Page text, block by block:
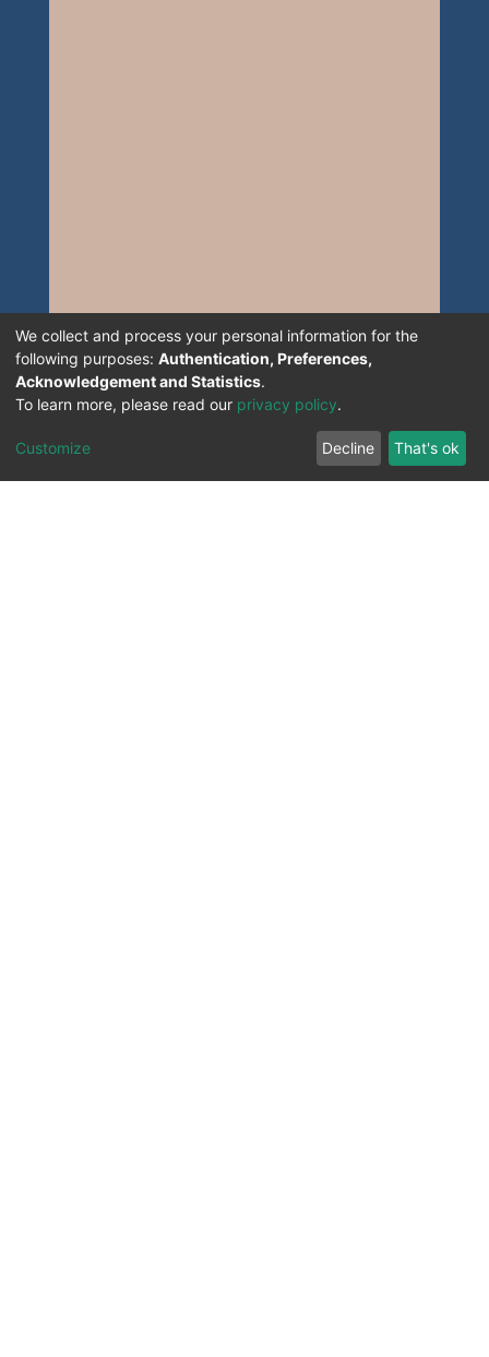
We collect and process your personal information for the
following purposes: Authentication, Preferences,
Acknowledgement and Statistics.
To learn more, please read our privacy policy.
Customize Decline That's ok